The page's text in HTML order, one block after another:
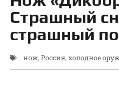
Страшный
страшный по
нож, Россия, холодное